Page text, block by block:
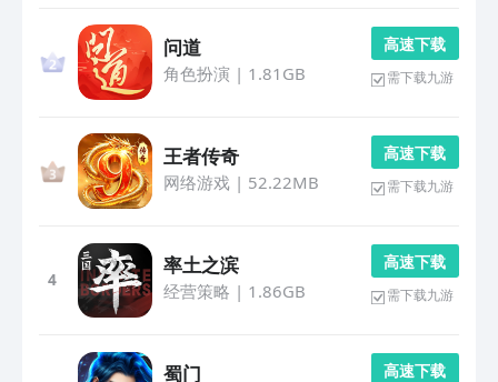
问道
角色扮演 | 1.81GB
高 速 下 载
需下载九游
王者传奇
网络游戏| 52.22MB
高 速 下 载
需下载九游
4
率土之滨
经营策略 | 1.86GB
高 速 下 载
需下载九游
蜀门 高 速 下 载